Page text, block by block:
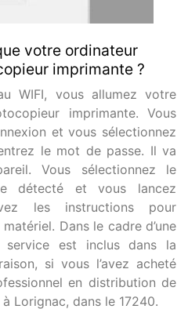
votre ordinateur
imprimante ?
WIFI, vous allumez votre
imprimante. Vous
et vous sélectionnez
le mot de passe. Il va
Vous sélectionnez le
détecté et vous lancez
les instructions pour
Dans le cadre d’une
service est inclus dans la
si vous l’avez acheté
en distribution de
Lorignac, dans le 17240.